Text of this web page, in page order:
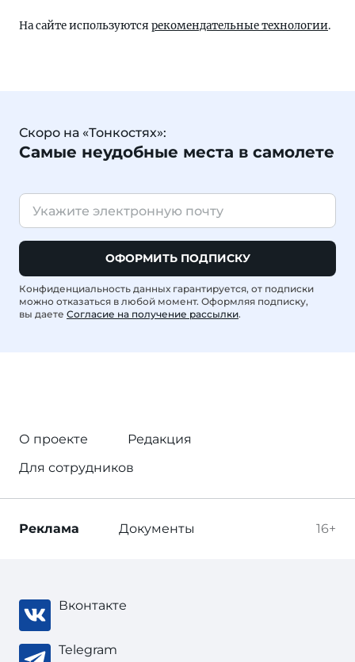
На сайте используются рекомендательные технологии.
Скоро на «Тонкостях»:
Самые неудобные места в самолете
ОФОРМИТЬ ПОДПИСКУ
Конфиденциальность данных гарантируется, от подписки
можно отказаться в любой момент. Оформляя подписку,
вы даете Согласие на получение рассылки.
О проекте
Редакция
Для сотрудников
16+
Реклама Документы
Вконтакте
Telegram